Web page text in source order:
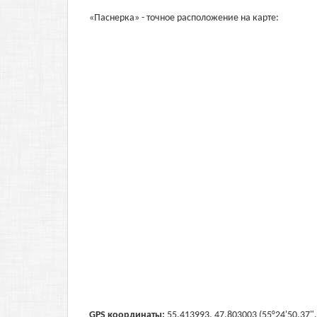
«Паснерка» - точное расположение на карте: